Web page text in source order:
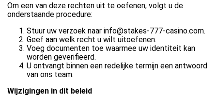
Om een van deze rechten uit te oefenen, volgt u de
onderstaande procedure:
Stuur uw verzoek naar info@stakes-777-casino.com.
Geef aan welk recht u wilt uitoefenen.
Voeg documenten toe waarmee uw identiteit kan
worden geverifieerd.
U ontvangt binnen een redelijke termijn een antwoord
van ons team.
Wijzigingen in dit beleid